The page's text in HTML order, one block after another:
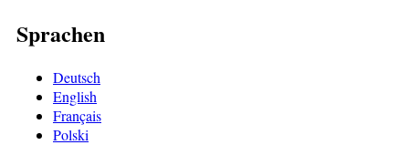
Sprachen
Deutsch
English
Français
Polski